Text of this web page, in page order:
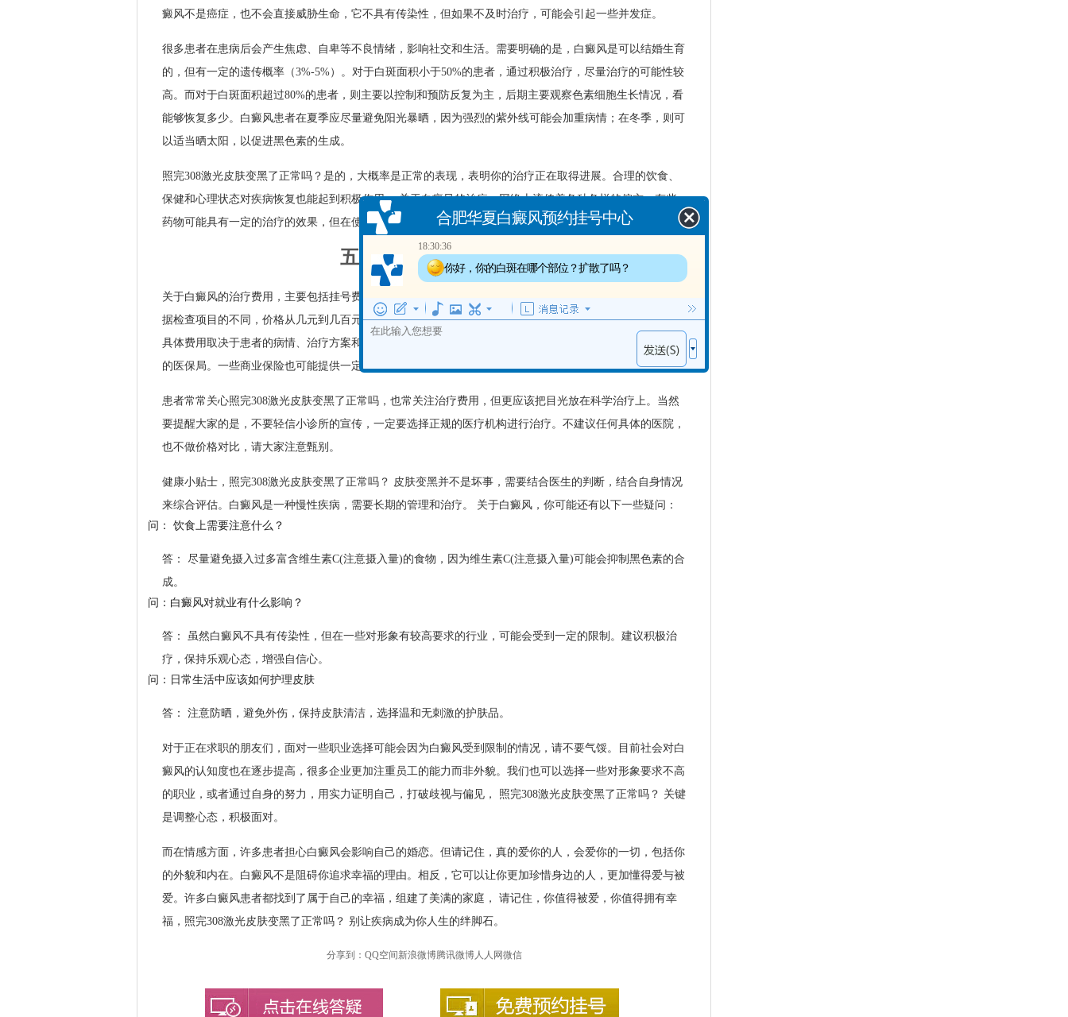
癜风不是癌症，也不会直接威胁生命，它不具有传染性，但如果不及时治疗，可能会引起一些并发症。
很多患者在患病后会产生焦虑、自卑等不良情绪，影响社交和生活。需要明确的是，白癜风是可以结婚生育
的，但有一定的遗传概率（3%-5%）。对于白斑面积小于50%的患者，通过积极治疗，尽量治疗的可能性较
高。而对于白斑面积超过80%的患者，则主要以控制和预防反复为主，后期主要观察色素细胞生长情况，看
能够恢复多少。白癜风患者在夏季应尽量避免阳光暴晒，因为强烈的紫外线可能会加重病情；在冬季，则可
以适当晒太阳，以促进黑色素的生成。
照完308激光皮肤变黑了正常吗？是的，大概率是正常的表现，表明你的治疗正在取得进展。合理的饮食、
保健和心理状态对疾病恢复也能起到积极作用。 关于白癜风的治疗，网络上流传着各种各样的偏方，有些
药物可能具有一定的治疗的效果，但在使用前一定要咨询医生的意见，切勿盲目使用，以免延误病情。
五、关于费用与保护
关于白癜风的治疗费用，主要包括挂号费、检查费和治疗费。挂号费一般在几元到几十元不等，检查费则根
据检查项目的不同，价格从几元到几百元不等。整个疗程的光疗手术费用，一般在几千元到千元以上不等，
具体费用取决于患者的病情、治疗方案和所选择的医疗机构。关于医保报销，具体的报销政策需要咨询当地
的医保局。一些商业保险也可能提供一定的报销，具体情况需要咨询保险机构。
患者常常关心照完308激光皮肤变黑了正常吗，也常关注治疗费用，但更应该把目光放在科学治疗上。当然
要提醒大家的是，不要轻信小诊所的宣传，一定要选择正规的医疗机构进行治疗。不建议任何具体的医院，
也不做价格对比，请大家注意甄别。
健康小贴士，照完308激光皮肤变黑了正常吗？ 皮肤变黑并不是坏事，需要结合医生的判断，结合自身情况
来综合评估。白癜风是一种慢性疾病，需要长期的管理和治疗。 关于白癜风，你可能还有以下一些疑问：
问： 饮食上需要注意什么？
答： 尽量避免摄入过多富含维生素C(注意摄入量)的食物，因为维生素C(注意摄入量)可能会抑制黑色素的合
成。
问：白癜风对就业有什么影响？
答： 虽然白癜风不具有传染性，但在一些对形象有较高要求的行业，可能会受到一定的限制。建议积极治
疗，保持乐观心态，增强自信心。
问：日常生活中应该如何护理皮肤
答： 注意防晒，避免外伤，保持皮肤清洁，选择温和无刺激的护肤品。
对于正在求职的朋友们，面对一些职业选择可能会因为白癜风受到限制的情况，请不要气馁。目前社会对白
癜风的认知度也在逐步提高，很多企业更加注重员工的能力而非外貌。我们也可以选择一些对形象要求不高
的职业，或者通过自身的努力，用实力证明自己，打破歧视与偏见， 照完308激光皮肤变黑了正常吗？ 关键
是调整心态，积极面对。
而在情感方面，许多患者担心白癜风会影响自己的婚恋。但请记住，真的爱你的人，会爱你的一切，包括你
的外貌和内在。白癜风不是阻碍你追求幸福的理由。相反，它可以让你更加珍惜身边的人，更加懂得爱与被
爱。许多白癜风患者都找到了属于自己的幸福，组建了美满的家庭， 请记住，你值得被爱，你值得拥有幸
福，照完308激光皮肤变黑了正常吗？ 别让疾病成为你人生的绊脚石。
分享到： QQ空间 新浪微博腾讯微博人人网微信
合肥华夏白癜风预约挂号中心
18:30:36